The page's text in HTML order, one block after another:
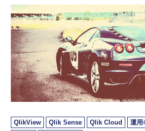
QlikView Qlik Sense Qlik Cloud
運用